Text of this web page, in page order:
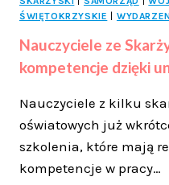
ŚWIĘTOKRZYSKIE |
Nauczyciele ze
kompetencje dzięki
Nauczyciele z kilku
oświatowych już
szkolenia, które mają
kompetencje w pracy…